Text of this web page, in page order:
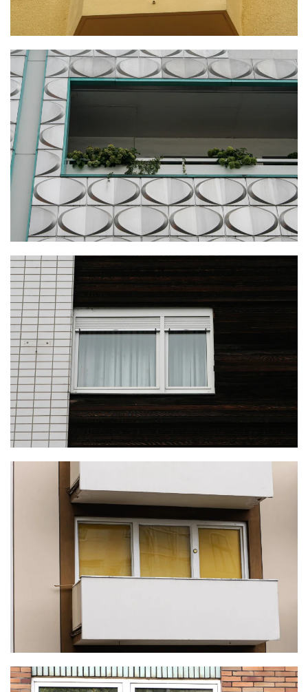
KLICKE HIER
KLICKE HIER